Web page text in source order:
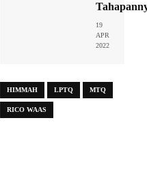
19
APR
2022
HIMMAH LPTQ MTQ
RICO WAAS